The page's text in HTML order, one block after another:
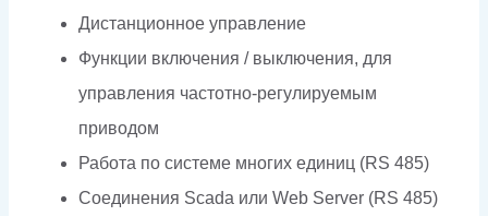
Дистанционное управление
Функции включения / выключения, для
управления частотно-регулируемым
приводом
Работа по системе многих единиц (RS 485)
Соединения Scada или Web Server (RS 485)